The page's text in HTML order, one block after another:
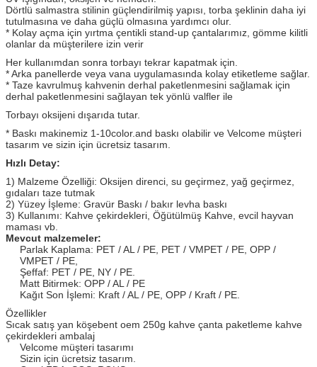
Dörtlü salmastra stilinin güçlendirilmiş yapısı, torba şeklinin daha iyi
tutulmasına ve daha güçlü olmasına yardımcı olur.
* Kolay açma için yırtma çentikli stand-up çantalarımız, gömme kilitli
olanlar da müşterilere izin verir
Her kullanımdan sonra torbayı tekrar kapatmak için.
* Arka panellerde veya vana uygulamasında kolay etiketleme sağlar.
* Taze kavrulmuş kahvenin derhal paketlenmesini sağlamak için
derhal paketlenmesini sağlayan tek yönlü valfler ile
Torbayı oksijeni dışarıda tutar.
* Baskı makinemiz 1-10color.and baskı olabilir ve Velcome müşteri
tasarım ve sizin için ücretsiz tasarım.
Hızlı Detay:
1) Malzeme Özelliği: Oksijen direnci, su geçirmez, yağ geçirmez,
gıdaları taze tutmak
2) Yüzey İşleme: Gravür Baskı / bakır levha baskı
3) Kullanımı: Kahve çekirdekleri, Öğütülmüş Kahve, evcil hayvan
maması vb.
Mevcut malzemeler:
Parlak Kaplama: PET / AL / PE, PET / VMPET / PE, OPP /
VMPET / PE,
Şeffaf: PET / PE, NY / PE.
Matt Bitirmek: OPP / AL / PE
Kağıt Son İşlemi: Kraft / AL / PE, OPP / Kraft / PE.
Özellikler
Sıcak satış yan köşebent oem 250g kahve çanta paketleme kahve
çekirdekleri ambalaj
Velcome müşteri tasarımı
Sizin için ücretsiz tasarım.